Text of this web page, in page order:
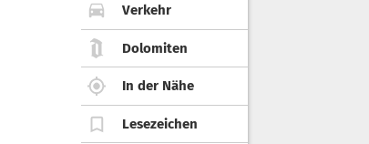
Verkehr
Dolomiten
In der Nähe
Lesezeichen